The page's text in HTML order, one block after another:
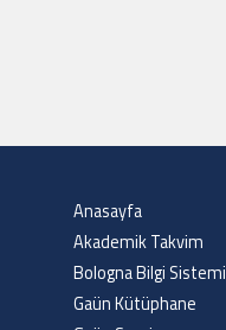
Anasayfa
Akademik Takvim
Bologna Bilgi Sistemi
Gaün Kütüphane